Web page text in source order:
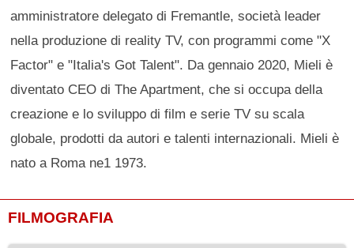
amministratore delegato di Fremantle, società leader
nella produzione di reality TV, con programmi come "X
Factor" e "Italia's Got Talent". Da gennaio 2020, Mieli è
diventato CEO di The Apartment, che si occupa della
creazione e lo sviluppo di film e serie TV su scala
globale, prodotti da autori e talenti internazionali. Mieli è
nato a Roma ne1 1973.
FILMOGRAFIA